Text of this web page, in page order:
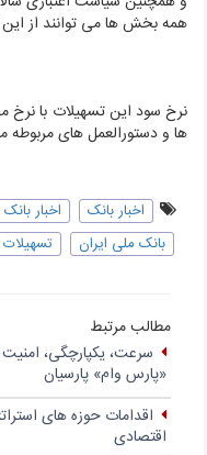
همه بخش ها می توانند از این
نرخ سود این تسهیلات با نرخ
ها و دستورالعمل های مربوطه
اخبار بانک اخبار بانک
بانک ملی ایران
تسهیلات
مطالب مرتبط
سرعت، یکپارچگی، امنیت و
«پارس وام» پارسیان
اقدامات حوزه های
اقتصادی